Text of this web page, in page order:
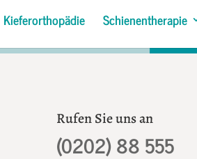
Kieferorthopädie Schienentherapie
Rufen Sie uns an
(0202) 88 555